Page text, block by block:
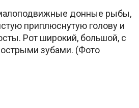
донные рыбы,
приплюснутую голову и
Рот широкий, большой, с
зубами. (Фото